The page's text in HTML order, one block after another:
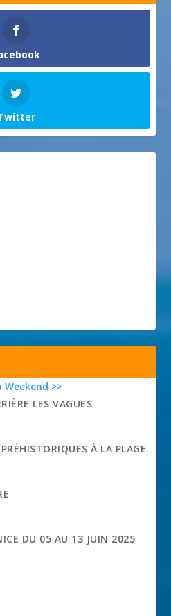
>>
LES VAGUES
À LA PLAGE
DU 05 AU 13 JUIN 2025